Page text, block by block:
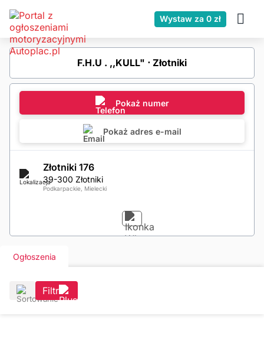
Wystaw za 0 zł
F.H.U . ,,KULL" ⋅ Złotniki
Pokaż numer
Pokaż adres e-mail
Złotniki 176
39-300 Złotniki
Podkarpackie, Mielecki
Ogłoszenia
Filtr